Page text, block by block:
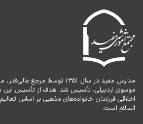
مدارس مفید در سال ۱۳۵۱ توسط
موسوی اردبیلی، تأسیس شد. هدف از تأسیس این
اخلاقی فرزندان خانواده‌های مذهبی بر اساس
السلام است.